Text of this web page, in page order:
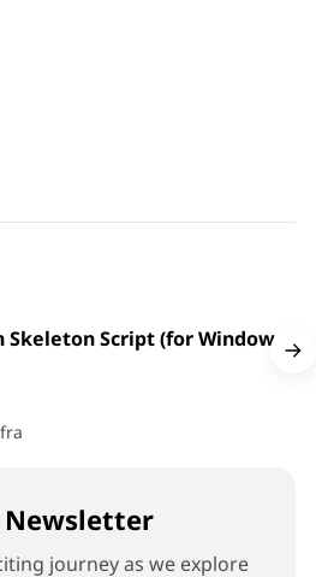
Skeleton Script (for Windows)
Newsletter
journey as we explore